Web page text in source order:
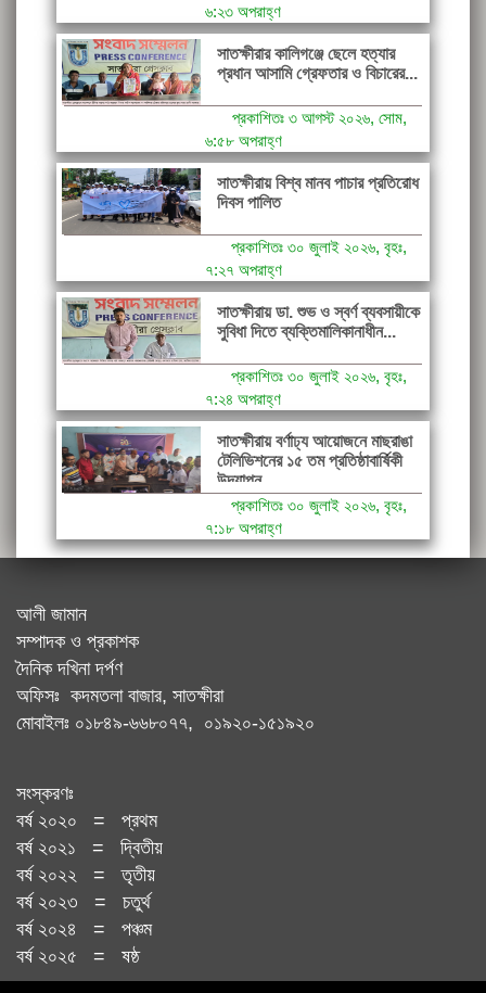
৬:২৩ অপরাহ্ণ
সাতক্ষীরার কালিগঞ্জে ছেলে হত্যার
প্রধান আসামি গ্রেফতার ও বিচারের...
প্রকাশিতঃ ৩ আগস্ট ২০২৬, সোম,
৬:৫৮ অপরাহ্ণ
সাতক্ষীরায় বিশ্ব মানব পাচার প্রতিরোধ
দিবস পালিত
প্রকাশিতঃ ৩০ জুলাই ২০২৬, বৃহঃ,
৭:২৭ অপরাহ্ণ
সাতক্ষীরায় ডা. শুভ ও স্বর্ণ ব্যবসায়ীকে
সুবিধা দিতে ব্যক্তিমালিকানাধীন...
প্রকাশিতঃ ৩০ জুলাই ২০২৬, বৃহঃ,
৭:২৪ অপরাহ্ণ
সাতক্ষীরায় বর্ণাঢ্য আয়োজনে মাছরাঙা
টেলিভিশনের ১৫ তম প্রতিষ্ঠাবার্ষিকী
উদযাপন
প্রকাশিতঃ ৩০ জুলাই ২০২৬, বৃহঃ,
৭:১৮ অপরাহ্ণ
আলী জামান
সম্পাদক ও প্রকাশক
দৈনিক দখিনা দর্পণ
অফিসঃ কদমতলা বাজার, সাতক্ষীরা
মোবাইলঃ ০১৮৪৯-৬৬৮০৭৭, ০১৯২০-১৫১৯২০
সংস্করণঃ
বর্ষ ২০২০ = প্রথম
বর্ষ ২০২১ = দ্বিতীয়
বর্ষ ২০২২ = তৃতীয়
বর্ষ ২০২৩ = চতুর্থ
বর্ষ ২০২৪ = পঞ্চম
বর্ষ ২০২৫ = ষষ্ঠ